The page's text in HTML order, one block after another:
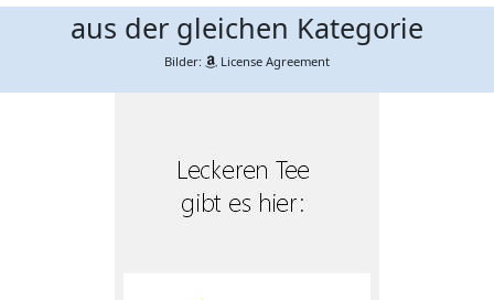
aus der gleichen Kategorie
Bilder: License Agreement